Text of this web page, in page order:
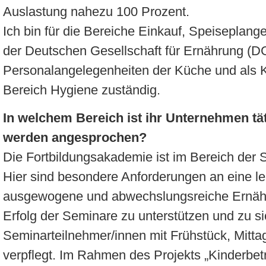
Auslastung nahezu 100 Prozent.
Ich bin für die Bereiche Einkauf,
der Deutschen Gesellschaft für Ernährung
Personalangelegenheiten der Küche und als
Bereich Hygiene zuständig.
In welchem Bereich ist ihr Unternehmen
werden angesprochen?
Die Fortbildungsakademie ist im Bereich der
Hier sind besondere Anforderungen an eine
ausgewogene und abwechslungsreiche
Erfolg der Seminare zu unterstützen und zu
Seminarteilnehmer/innen mit Frühstück,
verpflegt. Im Rahmen des Projekts